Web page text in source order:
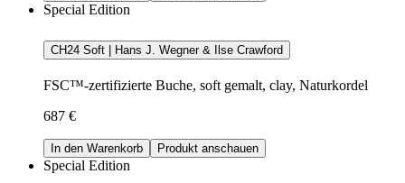
Special Edition
CH24 Soft | Hans J. Wegner & Ilse Crawford
FSC™-zertifizierte Buche, soft gemalt, clay, Naturkordel
687 €
In den Warenkorb Produkt anschauen
Special Edition